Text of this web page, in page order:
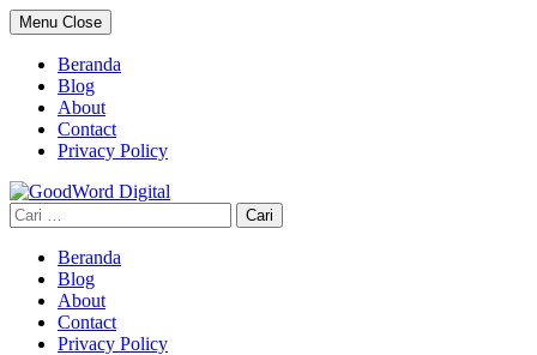
Skip
to
content
Menu Close
Beranda
Blog
About
Contact
Privacy Policy
Cari
untuk:
Beranda
Blog
About
Contact
Privacy Policy